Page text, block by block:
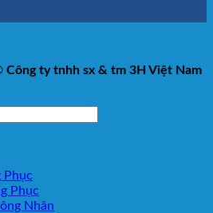
Công ty tnhh sx & tm 3H Việt Nam
Phục
Phục
Nhân